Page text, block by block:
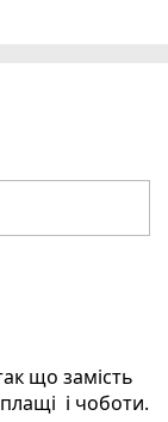
що замість
і чоботи.